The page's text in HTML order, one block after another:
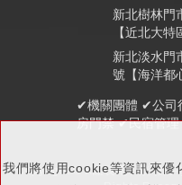
我們將使用cookie等資訊來優
新北樹林門
【近北大特
新北淡水門
號【海洋都
✔機關團體 ✔公司
房門禁 ✔民宿管理
Copyright © K組長電子鎖 (鉅